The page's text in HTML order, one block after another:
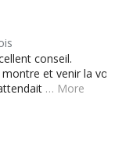
conseil.
et venir la
… More